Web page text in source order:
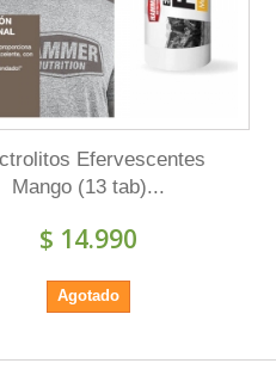
Efervescentes
Mango (13 tab)...
$ 14.990
Agotado